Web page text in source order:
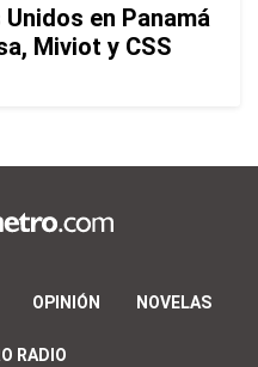
en Panamá
Miviot y CSS
OPINIÓN NOVELAS
RADIO